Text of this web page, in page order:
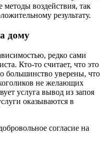
воздействия, так
результату.
дому
редко сами
Кто-то считает, что это
большинство уверены, что
не желающих
услуга вывод из запоя
оказываются в
согласие на